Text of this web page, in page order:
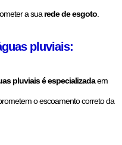
a sua rede de esgoto
pluviais:
pluviais é especializadaem
o escoamento correto da